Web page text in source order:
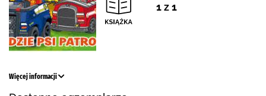
1 z 1
Więcej informacji